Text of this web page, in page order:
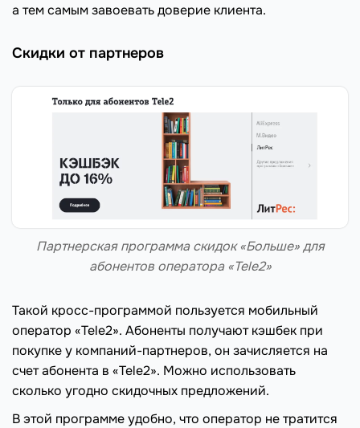
а тем самым завоевать доверие клиента.
Скидки от партнеров
Партнерская программа скидок «Больше» для
абонентов оператора «Tele2»
Такой кросс-программой пользуется мобильный
оператор «Tele2». Абоненты получают кэшбек при
покупке у компаний-партнеров, он зачисляется на
счет абонента в «Tele2». Можно использовать
сколько угодно скидочных предложений.
В этой программе удобно, что оператор не тратится